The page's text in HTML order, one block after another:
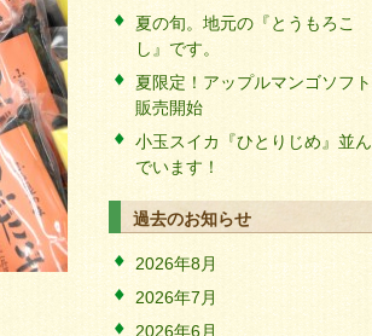
夏の旬。地元の『とうもろこ
し』です。
夏限定！アップルマンゴソフト
販売開始
小玉スイカ『ひとりじめ』並ん
でいます！
過去のお知らせ
2026年8月
2026年7月
2026年6月